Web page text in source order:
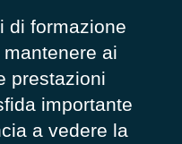
di formazione
ai
prestazioni
importante
a vedere la